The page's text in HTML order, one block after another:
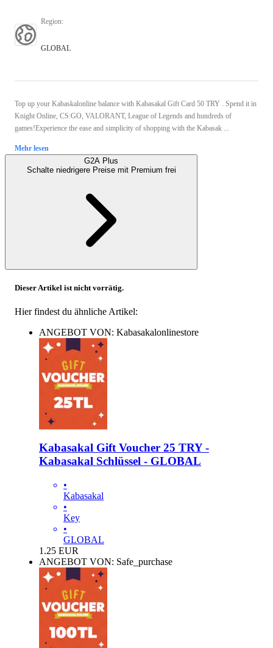
Region:
GLOBAL
Top up your Kabaskalonline balance with Kabasakal Gift Card 50 TRY . Spend it in
Knight Online, CS:GO, VALORANT, League of Legends and hundreds of
games!Experience the ease and simplicity of shopping with the Kabasak ...
Mehr lesen
G2A Plus
Schalte niedrigere Preise mit Premium frei
Dieser Artikel ist nicht vorrätig.
Hier findest du ähnliche Artikel:
ANGEBOT VON: Kabasakalonlinestore
Kabasakal Gift Voucher 25 TRY -
Kabasakal Schlüssel - GLOBAL
•
Kabasakal
•
Key
•
GLOBAL
1.25 EUR
ANGEBOT VON: Safe_purchase